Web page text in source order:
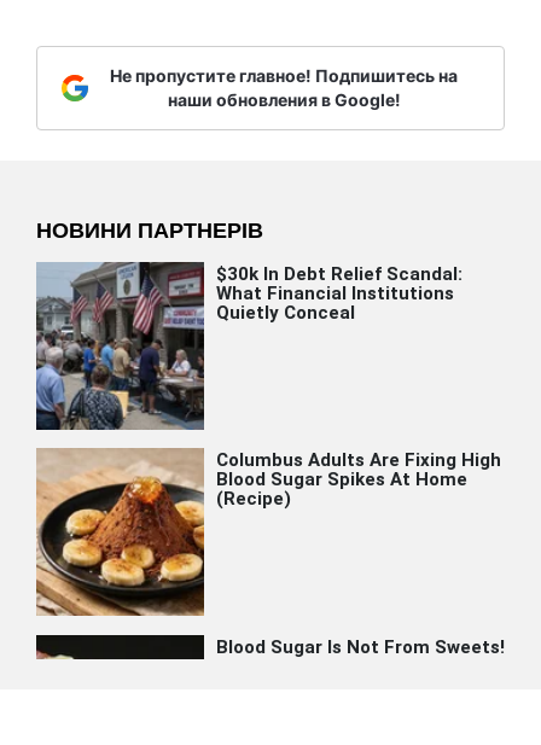
Не пропустите главное! Подпишитесь на
наши обновления в Google!